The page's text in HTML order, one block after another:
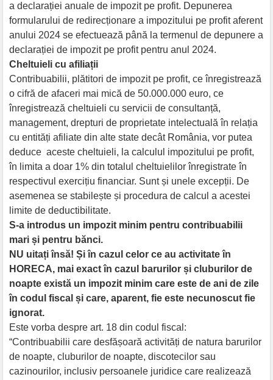
a declarației anuale de impozit pe profit. Depunerea
formularului de redirecționare a impozitului pe profit aferent
anului 2024 se efectuează până la termenul de depunere a
declarației de impozit pe profit pentru anul 2024.
Cheltuieli cu afiliații
Contribuabilii, plătitori de impozit pe profit, ce înregistrează
o cifră de afaceri mai mică de 50.000.000 euro, ce
înregistrează cheltuieli cu servicii de consultanță,
management, drepturi de proprietate intelectuală în relația
cu entități afiliate din alte state decât România, vor putea
deduce aceste cheltuieli, la calculul impozitului pe profit,
în limita a doar 1% din totalul cheltuielilor înregistrate în
respectivul exercițiu financiar. Sunt și unele excepții. De
asemenea se stabilește și procedura de calcul a acestei
limite de deductibilitate.
S-a introdus un impozit minim pentru contribuabilii
mari și pentru bănci.
NU uitați însă! Și în cazul celor ce au activitate în
HORECA, mai exact în cazul barurilor și cluburilor de
noapte există un impozit minim care este de ani de zile
în codul fiscal și care, aparent, fie este necunoscut fie
ignorat.
Este vorba despre art. 18 din codul fiscal:
“Contribuabilii care desfășoară activități de natura barurilor
de noapte, cluburilor de noapte, discotecilor sau
cazinourilor, inclusiv persoanele juridice care realizează